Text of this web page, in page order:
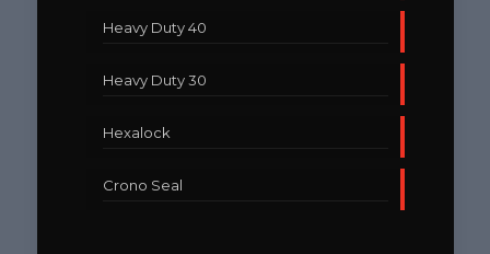
Heavy Duty 40
Heavy Duty 30
Hexalock
Crono Seal